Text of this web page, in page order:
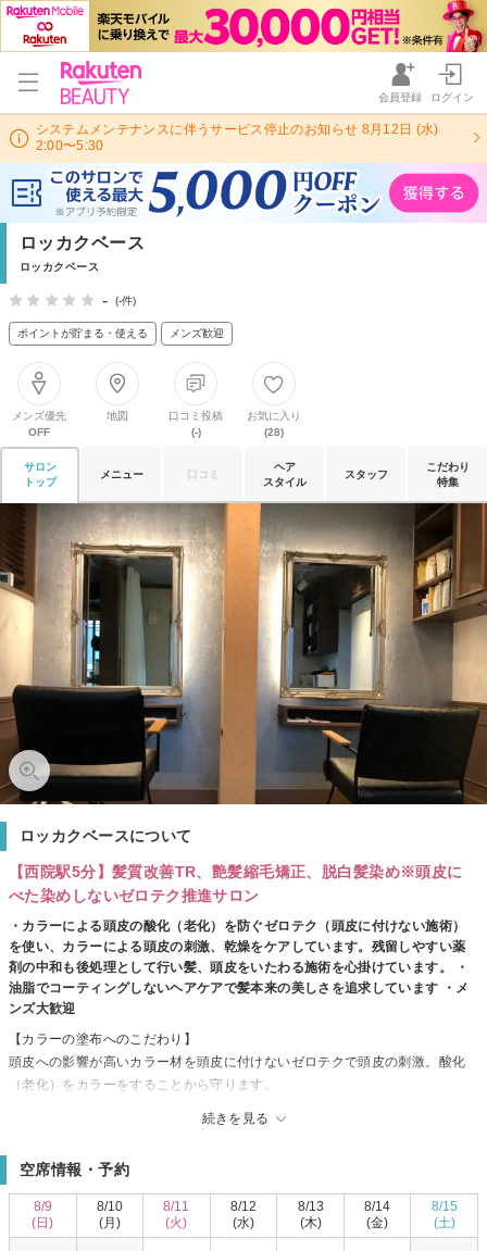
会員登録 ログイン
システムメンテナンスに伴うサービス停止のお知らせ 8月12日 (水)
2:00〜5:30
ロッカクベース
ロッカクベース
- (-件)
ポイントが貯まる・使える メンズ歓迎
メンズ優先
OFF
地図
口コミ投稿
(-)
お気に入り
(28)
サロン
トップ
メニュー 口コミ
ヘア
スタイル
スタッフ
こだわり
特集
ロッカクベースについて
【西院駅5分】髪質改善TR、艶髪縮毛矯正、脱白髪染め※頭皮に
べた染めしないゼロテク推進サロン
・カラーによる頭皮の酸化（老化）を防ぐゼロテク（頭皮に付けない施術）
を使い、カラーによる頭皮の刺激、乾燥をケアしています。残留しやすい薬
剤の中和も後処理として行い髪、頭皮をいたわる施術を心掛けています。 ・
油脂でコーティングしないヘアケアで髪本来の美しさを追求しています ・メ
ンズ大歓迎
続きを見る
【カラーの塗布へのこだわり】
頭皮への影響が高いカラー材を頭皮に付けないゼロテクで頭皮の刺激。酸化
（老化）をカラーをすることから守ります。
【脱白髪染め・髪質改善特化サロン】
独自の技術で自然にナチュラルな技術を提供します。
※白髪染めを使わず白髪ぼかしを行います
空席情報・予約
8/9
(日)
8/10
(月)
8/11
(火)
8/12
(水)
8/13
(木)
8/14
(金)
8/15
(土)